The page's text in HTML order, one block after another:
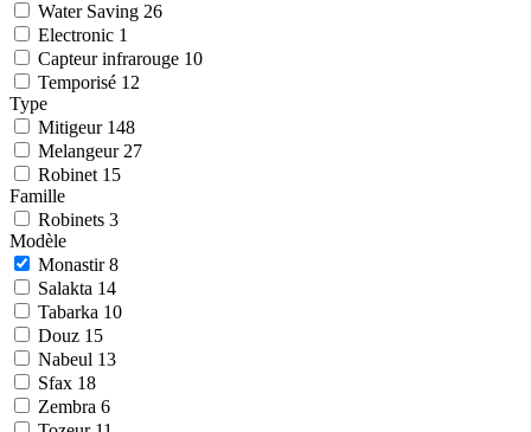
Water Saving 26
Electronic 1
Capteur infrarouge 10
Temporisé 12
Type
Mitigeur 148
Melangeur 27
Robinet 15
Famille
Robinets 3
Modèle
Monastir8
Salakta 14
Tabarka 10
Douz 15
Nabeul 13
Sfax 18
Zembra 6